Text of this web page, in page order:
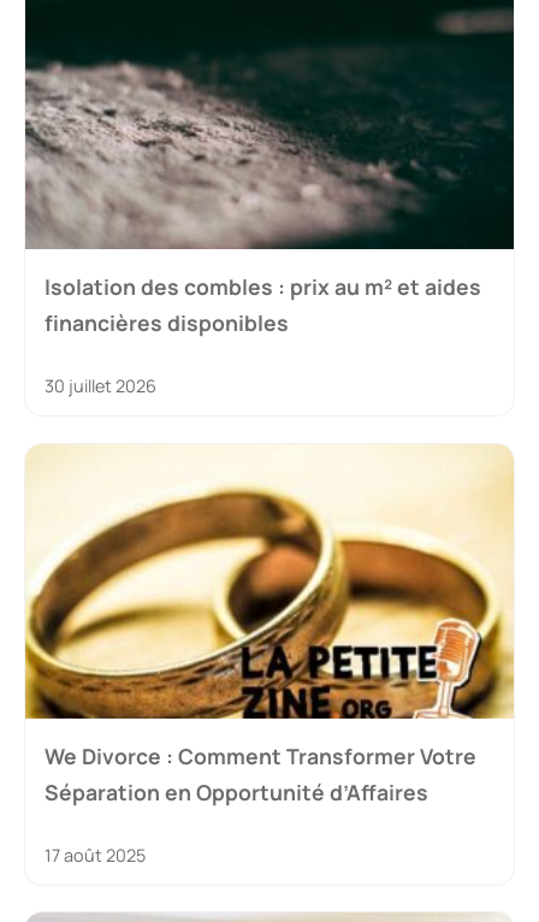
Isolation des combles : prix au m² et aides
financières disponibles
30 juillet 2026
We Divorce : Comment Transformer Votre
Séparation en Opportunité d’Affaires
17 août 2025